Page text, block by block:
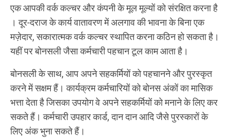
एक आपकी वर्क कल्चर और कंपनी के मूल मूल्यों को संरक्षित करना है
। दूर-दराज के कार्य वातावरण में अलगाव की भावना के बिना एक
मज़ेदार, सकारात्मक वर्क कल्चर स्थापित करना कठिन हो सकता है।
यहीं पर बोनसली जैसा कर्मचारी पहचान टूल काम आता है।
बोनसली के साथ, आप अपने सहकर्मियों को पहचानने और पुरस्कृत
करने में सक्षम हैं। कार्यक्रम कर्मचारियों को बोनस अंकों का मासिक
भत्ता देता है जिसका उपयोग वे अपने सहकर्मियों को मनाने के लिए कर
सकते हैं। कर्मचारी उपहार कार्ड, दान दान आदि जैसे पुरस्कारों के
लिए अंक भुना सकते हैं।